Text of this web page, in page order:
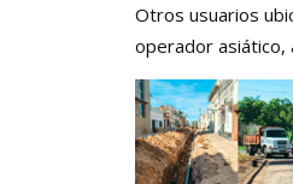
Otros usuarios
operador asiático,